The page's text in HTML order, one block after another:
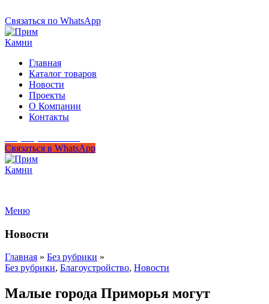
Связаться по WhatsApp
Главная
Каталог товаров
Новости
Проекты
О Компании
Контакты
Связаться в WhatsApp
Меню
Новости
Главная » Без рубрики »
Без рубрики, Благоустройство, Новости
Малые города Приморья могут